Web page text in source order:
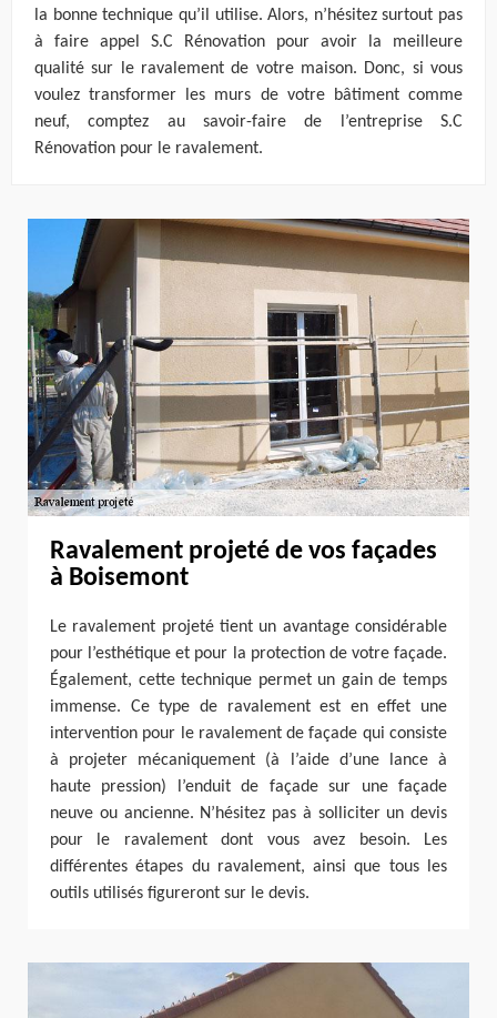
la bonne technique qu’il utilise. Alors, n’hésitez surtout pas
à faire appel S.C Rénovation pour avoir la meilleure
qualité sur le ravalement de votre maison. Donc, si vous
voulez transformer les murs de votre bâtiment comme
neuf, comptez au savoir-faire de l’entreprise S.C
Rénovation pour le ravalement.
Ravalement projeté de vos façades
à Boisemont
Le ravalement projeté tient un avantage considérable
pour l’esthétique et pour la protection de votre façade.
Également, cette technique permet un gain de temps
immense. Ce type de ravalement est en effet une
intervention pour le ravalement de façade qui consiste
à projeter mécaniquement (à l’aide d’une lance à
haute pression) l’enduit de façade sur une façade
neuve ou ancienne. N’hésitez pas à solliciter un devis
pour le ravalement dont vous avez besoin. Les
différentes étapes du ravalement, ainsi que tous les
outils utilisés figureront sur le devis.